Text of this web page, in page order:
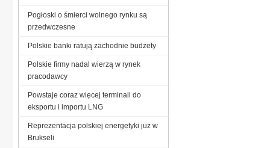
Pogłoski o śmierci wolnego rynku są
przedwczesne
Polskie banki ratują zachodnie budżety
Polskie firmy nadal wierzą w rynek
pracodawcy
Powstaje coraz więcej terminali do
eksportu i importu LNG
Reprezentacja polskiej energetyki już w
Brukseli